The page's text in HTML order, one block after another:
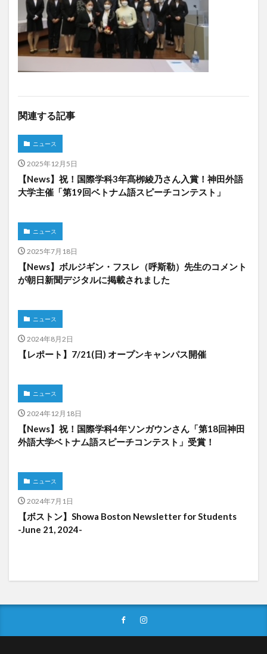
関連する記事
ニュース
2025年12月5日
【News】祝！国際学科3年髙栁綾乃さん入賞！神田外語
大学主催「第19回ベトナム語スピーチコンテスト」
ニュース
2025年7月18日
【News】ボルジギン・フスレ（呼斯勒）先生のコメント
が朝日新聞デジタルに掲載されました
ニュース
2024年8月2日
【レポート】7/21(日) オープンキャンパス開催
ニュース
2024年12月18日
【News】祝！国際学科4年ソンガウンさん「第18回神田
外語大学ベトナム語スピーチコンテスト」受賞！
ニュース
2024年7月1日
【ボストン】Showa Boston Newsletter for Students
-June 21, 2024-
留学出発式
留学生 秋桜祭
秋桜際
箱根湯本
華東師範大学
華東師範大学留学
西江大学校
西江大学校留学
言語交流会
誠信女子大学校
韓国留学